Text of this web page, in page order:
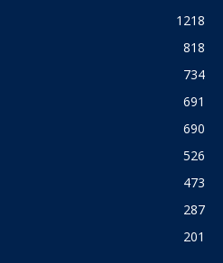
1218
818
734
691
690
526
473
287
201